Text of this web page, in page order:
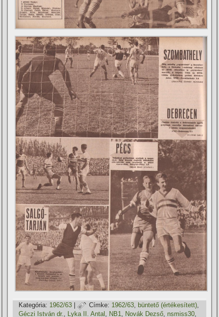
Kategória: 1962/63 | Címke: 1962/63, büntető (értékesí­tett),
Géczi István dr.
Lyka II. Antal NB1 Novák Dezső nsmiss30